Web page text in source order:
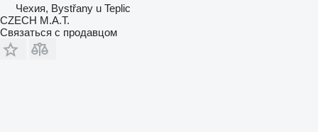
Чехия, Bystřany u Teplic
CZECH M.A.T.
Связаться с продавцом